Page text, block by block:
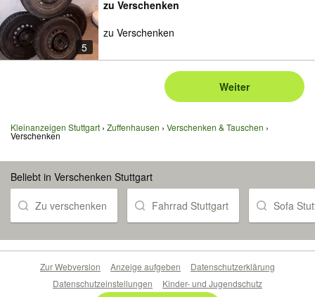
5
zu Verschenken
zu Verschenken
Weiter
Kleinanzeigen Stuttgart Zuffenhausen Verschenken & Tauschen
Verschenken
Beliebt in Verschenken Stuttgart
Zu verschenken Fahrrad Stuttgart Sofa
Zur Webversion Anzeige aufgeben
Datenschutzerklärung
Datenschutzeinstellungen
Kinder- und Jugendschutz